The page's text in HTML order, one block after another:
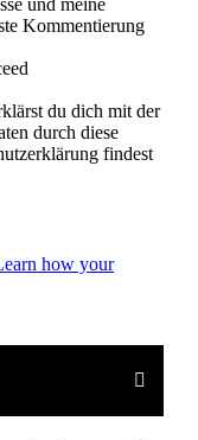
Kommentierung
du dich mit der
durch diese
findest
how your